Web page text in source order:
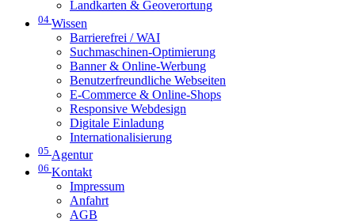
Landkarten & Geoverortung
04 Wissen
Barrierefrei / WAI
Suchmaschinen-Optimierung
Banner & Online-Werbung
Benutzerfreundliche Webseiten
E-Commerce & Online-Shops
Responsive Webdesign
Digitale Einladung
Internationalisierung
05 Agentur
06 Kontakt
Impressum
Anfahrt
AGB